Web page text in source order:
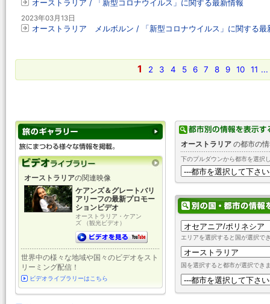
オーストラリア / 「新型コロナウイルス」に関する最新情報
2023年03月13日
オーストラリア メルボルン / 「新型コロナウイルス」に関する最
1 2 3 4 5 6 7 8 9 10 11 ...
オーストラリア の都市の
下のプルダウンから都市を選択
エリアを選択すると国が選択で
国を選択すると都市が選択でき
オーストラリアの関連映像
ケアンズ＆グレートバリ
アリーフの最新プロモー
ションビデオ
オーストラリア・ケアン
ズ （観光ビデオ）
世界中の様々な地域や国々のビデオをスト
リーミング配信！
ビデオライブラリーはこちら